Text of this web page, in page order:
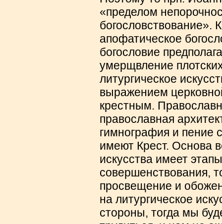
«пределом
богословствование».
апофатическое
богословие
умерщвление
литургическое
выражением
крестным.
православная
гимнография и пение
имеют Крест. Основа
искусства имеет
совершенствования,
просвещение и
на литургическое
стороны, тогда мы